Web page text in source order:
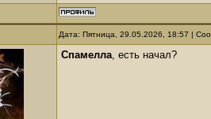
Дата: Пятница, 29.05.2026, 18:57 |
Спамелла, есть начал?